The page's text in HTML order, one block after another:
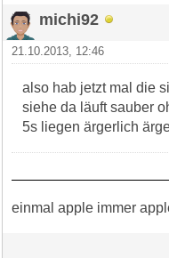
michi92
21.10.2013, 12:46
also hab jetzt mal die
siehe da läuft sauber
5s liegen ärgerlich
einmal apple immer